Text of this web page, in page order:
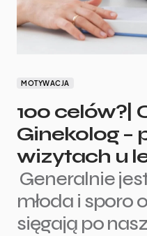
MOTYWACJA
100 celów?|
Ginekolog –
wizytach u
Generalnie
młoda i sporo
sięgają po